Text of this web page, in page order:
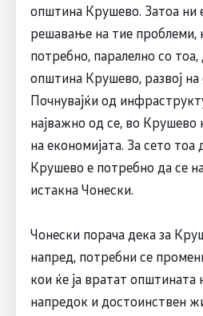
општина Крушево. Затоа ни
решавање на тие проблеми,
потребно, паралелно со
општина Крушево, развој на
Почнувајќи од
најважно од се, во Крушево
на економијата. За сето тоа
Крушево е потребно да се
истакна Чонески.
Чонески порача дека за
напред, потребни се
кои ќе ја вратат општината
напредок и достоинствен